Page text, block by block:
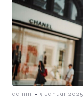
admin - 9 Januar 2025